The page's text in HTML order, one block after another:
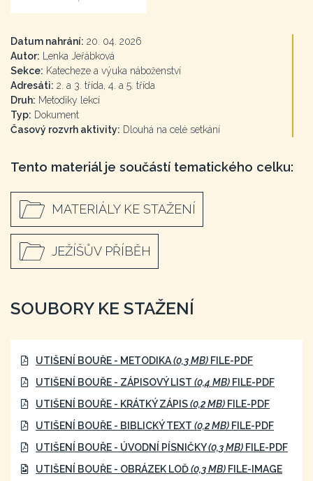
Datum nahrání: 20. 04. 2026
Autor: Lenka Jeřábková
Sekce: Katecheze a výuka náboženství
Adresáti: 2. a 3. třída, 4. a 5. třída
Druh: Metodiky lekcí
Typ: Dokument
Časový rozvrh aktivity: Dlouhá na celé setkání
Tento materiál je součástí tematického celku:
MATERIÁLY KE STAŽENÍ
JEŽÍŠŮV PŘÍBĚH
SOUBORY KE STAŽENÍ
UTIŠENÍ BOUŘE - METODIKA(0,3 MB) FILE-PDF
UTIŠENÍ BOUŘE - ZÁPISOVÝ LIST (0,4 MB) FILE-PDF
UTIŠENÍ BOUŘE - KRÁTKÝ ZÁPIS(0,2 MB) FILE-PDF
UTIŠENÍ BOUŘE - BIBLICKÝ TEXT (0,2 MB) FILE-PDF
UTIŠENÍ BOUŘE - ÚVODNÍ PÍSNIČKY(0,3 MB) FILE-PDF
UTIŠENÍ BOUŘE - OBRÁZEK LOĎ(0,3 MB) FILE-IMAGE